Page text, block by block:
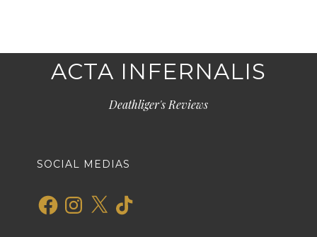
ACTA INFERNALIS
Deathliger's Reviews
SOCIAL MEDIAS
FacebookInstagram
X TikTok